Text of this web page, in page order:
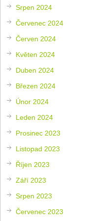
Srpen 2024
Červenec 2024
Červen 2024
Květen 2024
Duben 2024
Březen 2024
Únor 2024
Leden 2024
Prosinec 2023
Listopad 2023
Říjen 2023
Září 2023
Srpen 2023
Červenec 2023